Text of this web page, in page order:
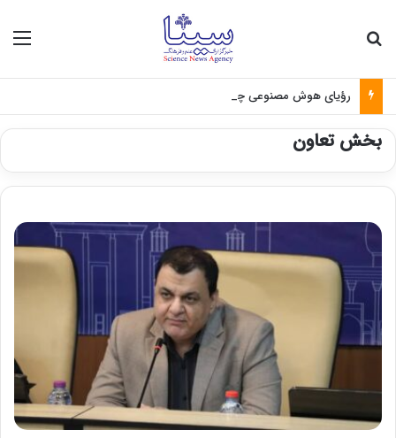
رؤیای هوش مصنوعی چه زمانی واقعی می‌شود؟
بخش تعاون